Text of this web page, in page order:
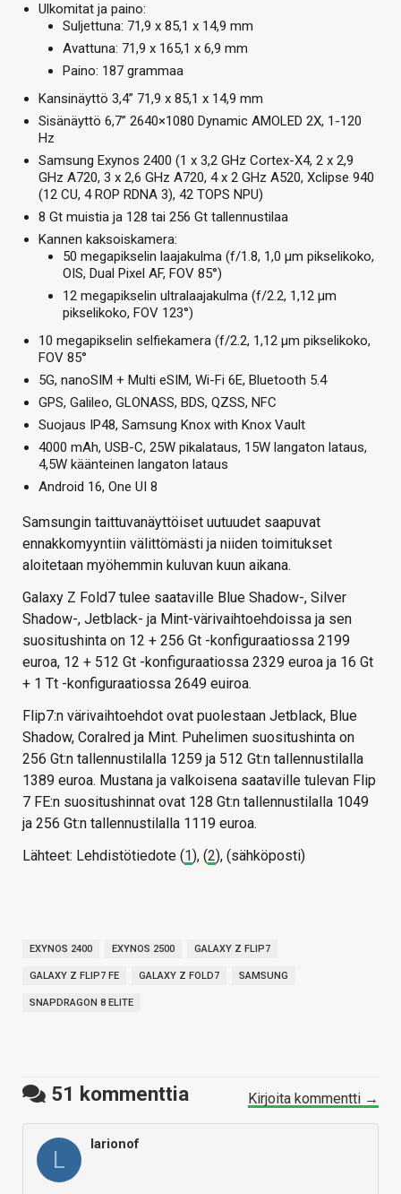
Ulkomitat ja paino:
Suljettuna: 71,9 x 85,1 x 14,9 mm
Avattuna: 71,9 x 165,1 x 6,9 mm
Paino: 187 grammaa
Kansinäyttö 3,4” 71,9 x 85,1 x 14,9 mm
Sisänäyttö 6,7” 2640×1080 Dynamic AMOLED 2X, 1-120
Hz
Samsung Exynos 2400 (1 x 3,2 GHz Cortex-X4, 2 x 2,9
GHz A720, 3 x 2,6 GHz A720, 4 x 2 GHz A520, Xclipse 940
(12 CU, 4 ROP RDNA 3), 42 TOPS NPU)
8 Gt muistia ja 128 tai 256 Gt tallennustilaa
Kannen kaksoiskamera:
50 megapikselin laajakulma (f/1.8, 1,0 µm pikselikoko,
OIS, Dual Pixel AF, FOV 85°)
12 megapikselin ultralaajakulma (f/2.2, 1,12 µm
pikselikoko, FOV 123°)
10 megapikselin selfiekamera (f/2.2, 1,12 µm pikselikoko,
FOV 85°
5G, nanoSIM + Multi eSIM, Wi-Fi 6E, Bluetooth 5.4
GPS, Galileo, GLONASS, BDS, QZSS, NFC
Suojaus IP48, Samsung Knox with Knox Vault
4000 mAh, USB-C, 25W pikalataus, 15W langaton lataus,
4,5W käänteinen langaton lataus
Android 16, One UI 8
Samsungin taittuvanäyttöiset uutuudet saapuvat
ennakkomyyntiin välittömästi ja niiden toimitukset
aloitetaan myöhemmin kuluvan kuun aikana.
Galaxy Z Fold7 tulee saataville Blue Shadow-, Silver
Shadow-, Jetblack- ja Mint-värivaihtoehdoissa ja sen
suositushinta on 12 + 256 Gt -konfiguraatiossa 2199
euroa, 12 + 512 Gt -konfiguraatiossa 2329 euroa ja 16 Gt
+ 1 Tt -konfiguraatiossa 2649 euiroa.
Flip7:n värivaihtoehdot ovat puolestaan Jetblack, Blue
Shadow, Coralred ja Mint. Puhelimen suositushinta on
256 Gt:n tallennustilalla 1259 ja 512 Gt:n tallennustilalla
1389 euroa. Mustana ja valkoisena saataville tulevan Flip
7 FE:n suositushinnat ovat 128 Gt:n tallennustilalla 1049
ja 256 Gt:n tallennustilalla 1119 euroa.
Lähteet: Lehdistötiedote (1), (2), (sähköposti)
EXYNOS 2400 EXYNOS 2500 GALAXY Z FLIP7
GALAXY Z FLIP7 FE GALAXY Z FOLD7 SAMSUNG
SNAPDRAGON 8 ELITE
51 kommenttia Kirjoita kommentti →
L
larionof